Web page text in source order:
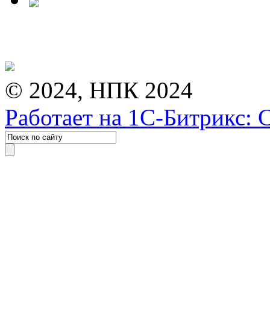
© 2024, НПК 2024
Работает на 1С-Битрикс: